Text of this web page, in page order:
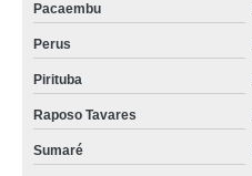
Pacaembu
Perus
Pirituba
Raposo Tavares
Sumaré